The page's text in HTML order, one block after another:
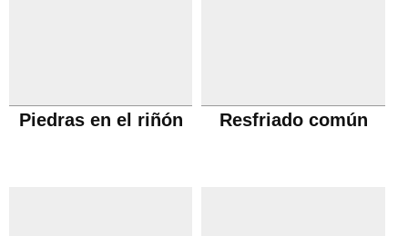
Piedras en el riñón Resfriado común